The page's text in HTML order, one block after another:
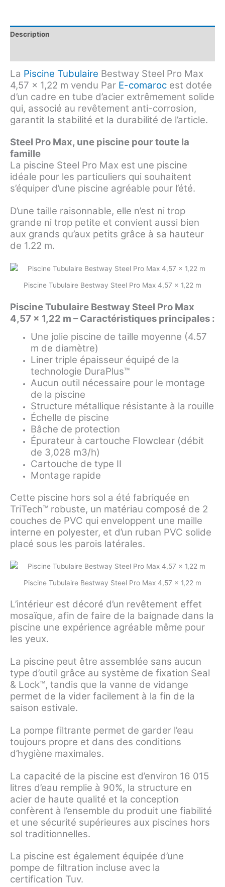
Description
La Piscine Tubulaire Bestway Steel Pro Max
4,57 x 1,22 m vendu Par E-comaroc est dotée
d’un cadre en tube d’acier extrêmement solide
qui, associé au revêtement anti-corrosion,
garantit la stabilité et la durabilité de l’article.
Steel Pro Max, une piscine pour toute la
famille
La piscine Steel Pro Max est une piscine
idéale pour les particuliers qui souhaitent
s’équiper d’une piscine agréable pour l’été.
D’une taille raisonnable, elle n’est ni trop
grande ni trop petite et convient aussi bien
aux grands qu’aux petits grâce à sa hauteur
de 1.22 m.
Piscine Tubulaire Bestway Steel Pro Max 4,57 x 1,22 m
Piscine Tubulaire Bestway Steel Pro Max
4,57 x 1,22 m – Caractéristiques principales :
Une jolie piscine de taille moyenne (4.57
m de diamètre)
Liner triple épaisseur équipé de la
technologie DuraPlus™
Aucun outil nécessaire pour le montage
de la piscine
Structure métallique résistante à la rouille
Échelle de piscine
Bâche de protection
Épurateur à cartouche Flowclear (débit
de 3,028 m3/h)
Cartouche de type II
Montage rapide
Cette piscine hors sol a été fabriquée en
TriTech™ robuste, un matériau composé de 2
couches de PVC qui enveloppent une maille
interne en polyester, et d’un ruban PVC solide
placé sous les parois latérales.
Piscine Tubulaire Bestway Steel Pro Max 4,57 x 1,22 m
L’intérieur est décoré d’un revêtement effet
mosaïque, afin de faire de la baignade dans la
piscine une expérience agréable même pour
les yeux.
La piscine peut être assemblée sans aucun
type d’outil grâce au système de fixation Seal
& Lock™, tandis que la vanne de vidange
permet de la vider facilement à la fin de la
saison estivale.
La pompe filtrante permet de garder l’eau
toujours propre et dans des conditions
d’hygiène maximales.
La capacité de la piscine est d’environ 16 015
litres d’eau remplie à 90%, la structure en
acier de haute qualité et la conception
confèrent à l’ensemble du produit une fiabilité
et une sécurité supérieures aux piscines hors
sol traditionnelles.
La piscine est également équipée d’une
pompe de filtration incluse avec la
certification Tuv.